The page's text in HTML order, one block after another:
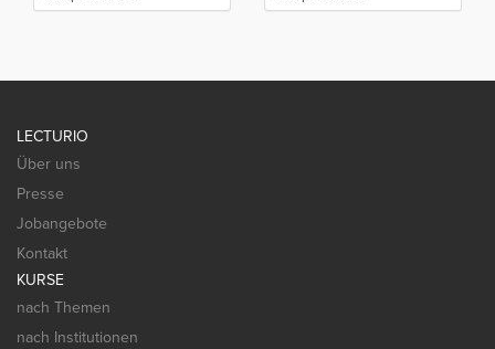
LECTURIO
Über uns
Presse
Jobangebote
Kontakt
KURSE
nach Themen
nach Institutionen